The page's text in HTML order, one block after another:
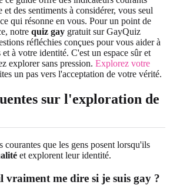
des sentiments à considérer, vous seul
qui résonne en vous. Pour un point de
notre quiz gay gratuit sur GayQuiz
réfléchies conçues pour vous aider à
à votre identité. C'est un espace sûr et
explorer sans pression. Explorez votre
un pas vers l'acceptation de votre vérité.
sur l'exploration de
courantes que les gens posent lorsqu'ils
et explorent leur identité.
me dire si je suis gay ?